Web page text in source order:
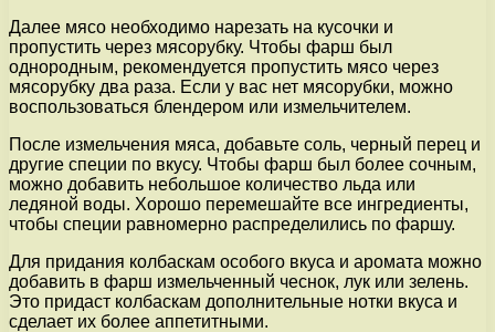
Далее мясо необходимо нарезать на кусочки и
пропустить через мясорубку. Чтобы фарш был
однородным, рекомендуется пропустить мясо через
мясорубку два раза. Если у вас нет мясорубки, можно
воспользоваться блендером или измельчителем.
После измельчения мяса, добавьте соль, черный перец и
другие специи по вкусу. Чтобы фарш был более сочным,
можно добавить небольшое количество льда или
ледяной воды. Хорошо перемешайте все ингредиенты,
чтобы специи равномерно распределились по фаршу.
Для придания колбаскам особого вкуса и аромата можно
добавить в фарш измельченный чеснок, лук или зелень.
Это придаст колбаскам дополнительные нотки вкуса и
сделает их более аппетитными.